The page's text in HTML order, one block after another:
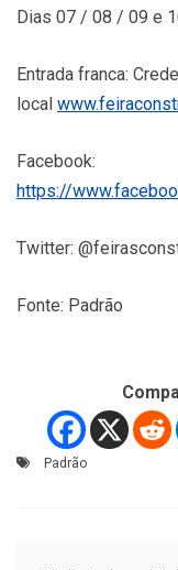
Dias 07 / 08 / 09 e
Entrada franca:
local
Facebook:
https://
Twitter:
Fonte: Padrão
Padrão